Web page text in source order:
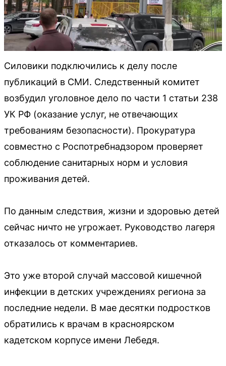
Силовики подключились к делу после
публикаций в СМИ. Следственный комитет
возбудил уголовное дело по части 1 статьи 238
УК РФ (оказание услуг, не отвечающих
требованиям безопасности). Прокуратура
совместно с Роспотребнадзором проверяет
соблюдение санитарных норм и условия
проживания детей.
По данным следствия, жизни и здоровью детей
сейчас ничто не угрожает. Руководство лагеря
отказалось от комментариев.
Это уже второй случай массовой кишечной
инфекции в детских учреждениях региона за
последние недели. В мае десятки подростков
обратились к врачам в красноярском
кадетском корпусе имени Лебедя.